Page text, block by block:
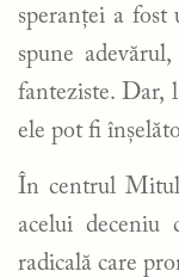
speranței a
spune
fanteziste. Dar,
ele pot fi
În centrul
acelui deceniu
radicală care